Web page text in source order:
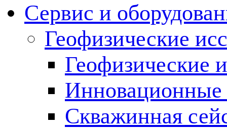
Сервис и
Геофизические
Геофизические
Инновационные
Скважинная